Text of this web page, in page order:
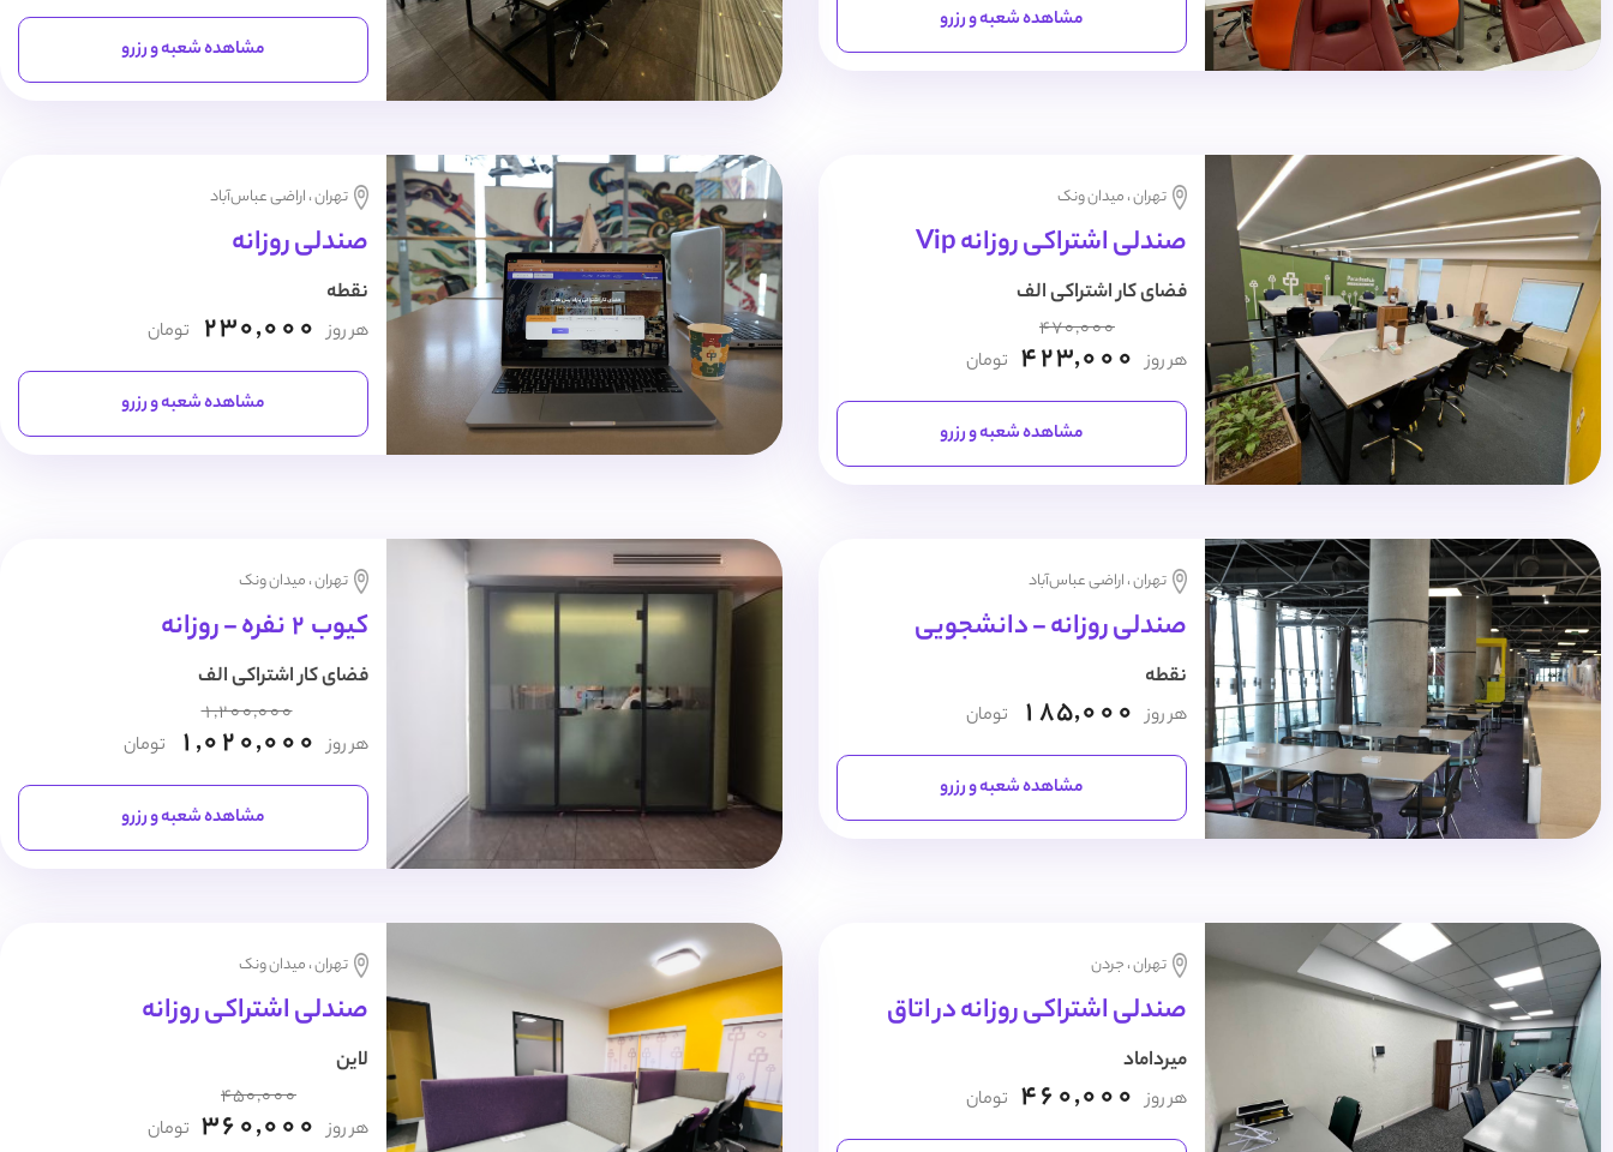
مشاهده شعبه و رزرو
مشاهده شعبه و رزرو
تهران ، میدان ونک
صندلی اشتراکی روزانه Vip
فضای کار اشتراکی الف
هر روز
470,000
423,000 تومان
مشاهده شعبه و رزرو
تهران ، اراضی عباس‌آباد
صندلی روزانه
نقطه
هر روز 230,000 تومان
مشاهده شعبه و رزرو
تهران ، اراضی عباس‌آباد
صندلی روزانه - دانشجویی
نقطه
هر روز 185,000 تومان
مشاهده شعبه و رزرو
تهران ، میدان ونک
کیوب 2 نفره - روزانه
فضای کار اشتراکی الف
هر روز
1,200,000
1,020,000 تومان
مشاهده شعبه و رزرو
تهران ، جردن
صندلی اشتراکی روزانه در اتاق
میرداماد
هر روز 460,000 تومان
تهران ، میدان ونک
صندلی اشتراکی روزانه
لاین
هر روز
450,000
360,000 تومان